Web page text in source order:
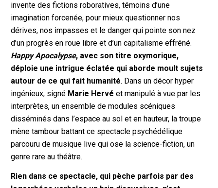
invente des fictions roboratives, témoins d’une
imagination forcenée, pour mieux questionner nos
dérives, nos impasses et le danger qui pointe son nez
d’un progrès en roue libre et d’un capitalisme effréné.
Happy Apocalypse, avec son titre oxymorique,
déploie une intrigue éclatée qui aborde moult sujets
autour de ce qui fait humanité. Dans un décor hyper
ingénieux, signé Marie Hervé et manipulé à vue par les
interprètes, un ensemble de modules scéniques
disséminés dans l’espace au sol et en hauteur, la troupe
mène tambour battant ce spectacle psychédélique
parcouru de musique live qui ose la science-fiction, un
genre rare au théâtre.
Rien dans ce spectacle, qui pèche parfois par des